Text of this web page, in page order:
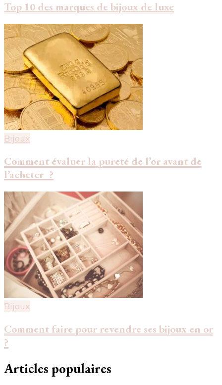
Top 10 des marques de bijoux de luxe
Bijoux
Comment évaluer la pureté de l’or avant de
l’acheter ?
Bijoux
Comment faire pour revendre ses bijoux en or
?
Articles populaires